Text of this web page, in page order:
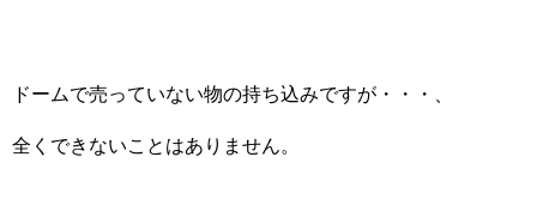
ドームで売っていない物の持ち込みですが・・・、
全くできないことはありません。